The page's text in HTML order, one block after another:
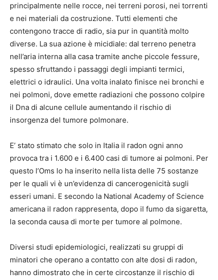
principalmente nelle rocce, nei terreni porosi, nei torrenti
e nei materiali da costruzione. Tutti elementi che
contengono tracce di radio, sia pur in quantità molto
diverse. La sua azione è micidiale: dal terreno penetra
nell’aria interna alla casa tramite anche piccole fessure,
spesso sfruttando i passaggi degli impianti termici,
elettrici o idraulici. Una volta inalato finisce nei bronchi e
nei polmoni, dove emette radiazioni che possono colpire
il Dna di alcune cellule aumentando il rischio di
insorgenza del tumore polmonare.
E’ stato stimato che solo in Italia il radon ogni anno
provoca tra i 1.600 e i 6.400 casi di tumore ai polmoni. Per
questo l’Oms lo ha inserito nella lista delle 75 sostanze
per le quali vi è un’evidenza di cancerogenicità sugli
esseri umani. E secondo la National Academy of Science
americana il radon rappresenta, dopo il fumo da sigaretta,
la seconda causa di morte per tumore al polmone.
Diversi studi epidemiologici, realizzati su gruppi di
minatori che operano a contatto con alte dosi di radon,
hanno dimostrato che in certe circostanze il rischio di